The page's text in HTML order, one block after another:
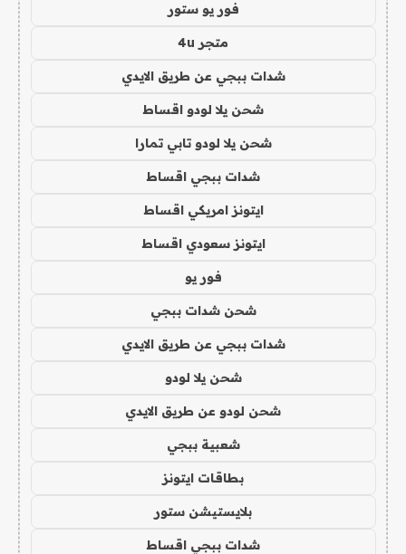
فور يو ستور
متجر 4u
شدات ببجي عن طريق الايدي
شحن يلا لودو اقساط
شحن يلا لودو تابي تمارا
شدات ببجي اقساط
ايتونز امريكي اقساط
ايتونز سعودي اقساط
فور يو
شحن شدات ببجي
شدات ببجي عن طريق الايدي
شحن يلا لودو
شحن لودو عن طريق الايدي
شعبية ببجي
بطاقات ايتونز
بلايستيشن ستور
شدات ببجي اقساط